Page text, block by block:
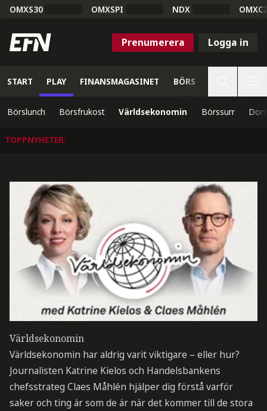
OMXS30 OMXSPI NDX
Prenumerera Logga in
START PLAY FINANSMAGASINET BÖRS
Börslunch Börsfrukost Världsekonomin Börssurr
TOPPNYHETER:
Världsekonomin
Världsekonomin har aldrig varit viktigare – eller hur?
Journalisten Katrine Kielos och Handelsbankens
chefsstrateg Claes Måhlén hjälper dig förstå varför
saker och ting är som de är när det kommer till de stora